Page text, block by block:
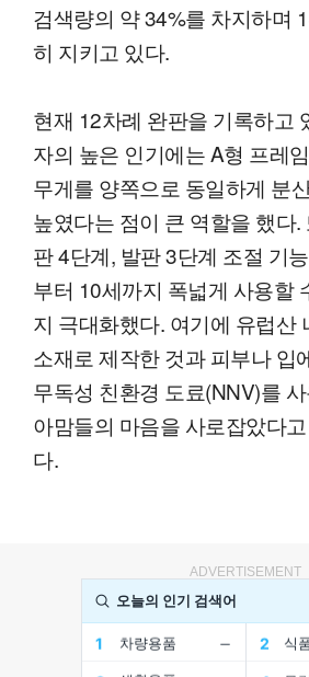
검색량의 약 34%를 차지하며
히 지키고 있다.
현재 12차례 완판을 기록하고
자의 높은 인기에는 A형 프레
무게를 양쪽으로 동일하게 분
높였다는 점이 큰 역할을 했다
판 4단계, 발판 3단계 조절 기
부터 10세까지 폭넓게 사용할
지 극대화했다. 여기에 유럽산
소재로 제작한 것과 피부나 입
무독성 친환경 도료(NNV)를
아맘들의 마음을 사로잡았다
다.
ADVERTISEMENT